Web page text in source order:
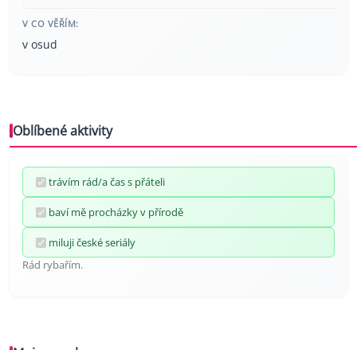
V CO VĚŘÍM:
v osud
Oblíbené aktivity
trávím rád/a čas s přáteli
baví mě procházky v přírodě
miluji české seriály
Rád rybařím.